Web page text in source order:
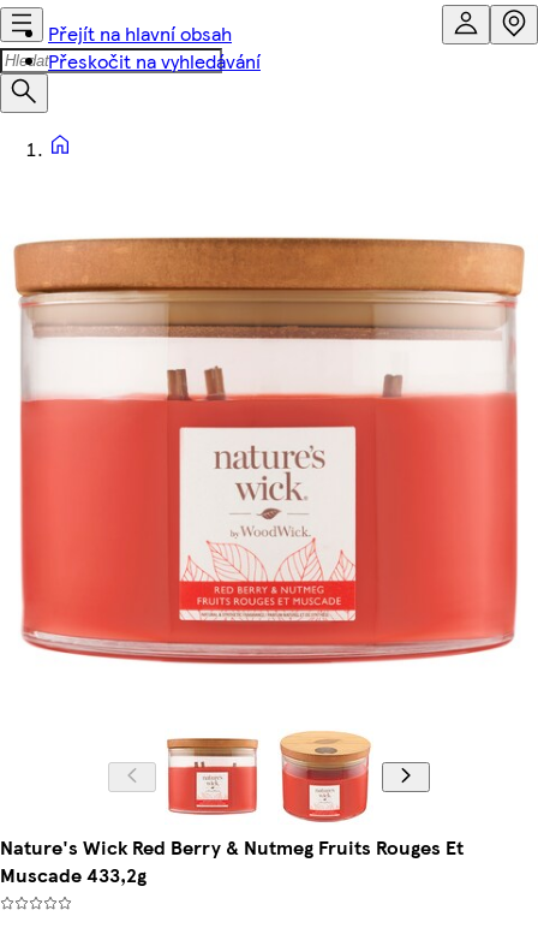
Přejít na hlavní obsah
Přeskočit na vyhledávání
Nature's Wick Red Berry & Nutmeg Fruits Rouges Et
Muscade 433,2g